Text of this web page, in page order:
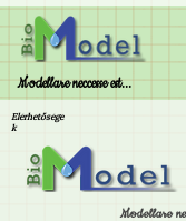
Modellare neccesse est...
Elérhetősége
k
Modellare